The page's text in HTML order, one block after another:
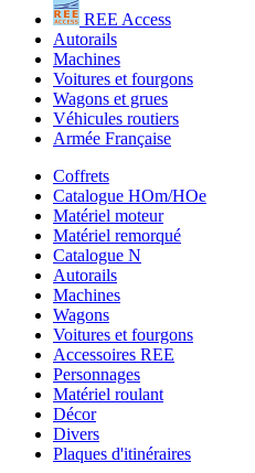
REE Access
Autorails
Machines
Voitures et fourgons
Wagons et grues
Véhicules routiers
Armée Française
Coffrets
Catalogue HOm/HOe
Matériel moteur
Matériel remorqué
Catalogue N
Autorails
Machines
Wagons
Voitures et fourgons
Accessoires REE
Personnages
Matériel roulant
Décor
Divers
Plaques d'itinéraires